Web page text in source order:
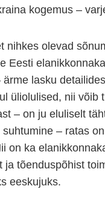
kogemus –
nihkes olevad
Eesti
lasku
üliolulised, nii võib
– on ju eluliselt
– ratas
on ka
ja tõenduspõhist
eeskujuks.